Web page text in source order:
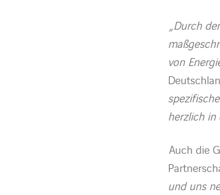
„Durch
von
herzlich in
Auch die
und uns